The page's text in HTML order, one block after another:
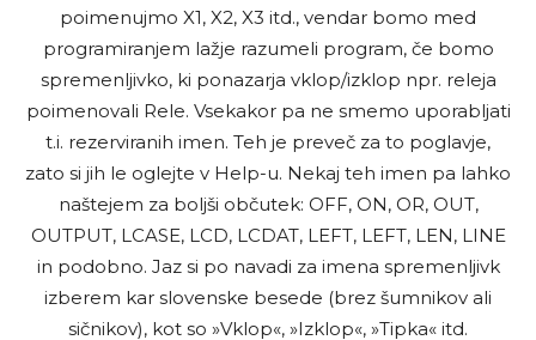
poimenujmo X1, X2, X3 itd., vendar bomo med
programiranjem lažje razumeli program, če bomo
spremenljivko, ki ponazarja vklop/izklop npr. releja
poimenovali Rele. Vsekakor pa ne smemo uporabljati
t.i. rezerviranih imen. Teh je preveč za to poglavje,
zato si jih le oglejte v Help-u. Nekaj teh imen pa lahko
naštejem za boljši občutek: OFF, ON, OR, OUT,
OUTPUT, LCASE, LCD, LCDAT, LEFT, LEFT, LEN, LINE
in podobno. Jaz si po navadi za imena spremenljivk
izberem kar slovenske besede (brez šumnikov ali
sičnikov), kot so »Vklop«, »Izklop«, »Tipka« itd.